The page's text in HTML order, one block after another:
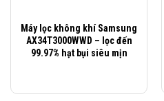
Bóc lớp nilon bọc lõi lọc mới,
Chú ý: Sau khi lắp cốc lọc thì
Máy lọc không khí Samsung
AX34T3000WWD – lọc đến
99.97% hạt bụi siêu mịn